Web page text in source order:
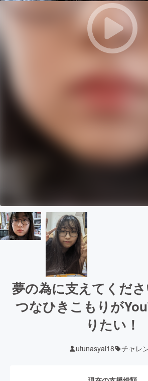
夢の為に支えてくだ
つなひきこもりが
りたい！
utunasyai18 チャレ